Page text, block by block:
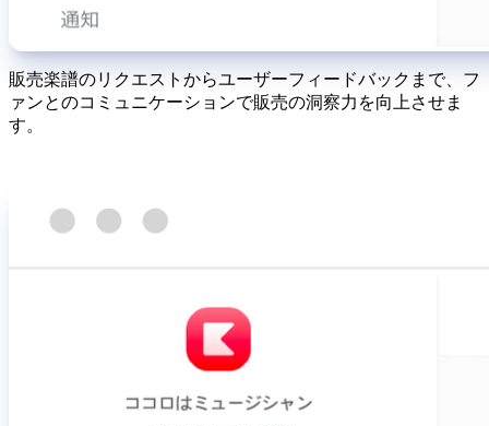
販売楽譜のリクエストからユーザーフィードバックまで、フ
ァンとのコミュニケーションで販売の洞察力を向上させま
す。